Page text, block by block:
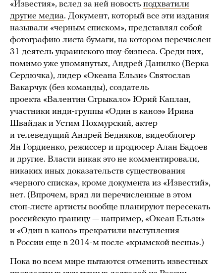
«Известия», вслед за ней новость подхватили
другие медиа. Документ, который все эти издания
называли «черным списком», представлял собой
фотографию листа бумаги, на котором перечислен
31 деятель украинского шоу-бизнеса. Среди них,
помимо уже упомянутых, Андрей Данилко (Верка
Сердючка), лидер «Океана Ельзи» Святослав
Вакарчук (без команды), создатель
проекта «Валентин Стрыкало» Юрий Каплан,
участники инди-группы «Один в каноэ» Ирина
Швайдак и Устим Похмурский, актер
и телеведущий Андрей Бедняков, видеоблогер
Ян Гордиенко, режиссер и продюсер Алан Бадоев
и другие. Власти никак это не комментировали,
никаких иных доказательств существования
«черного списка», кроме документа из «Известий»,
нет. (Впрочем, вряд ли перечисленные в этом
стоп-листе артисты вообще планируют пересекать
российскую границу — например, «Океан Ельзи»
и «Один в каноэ» прекратили выступления
в России еще в 2014-м после «крымской весны».)
Пока во всем мире пытаются отменить известных